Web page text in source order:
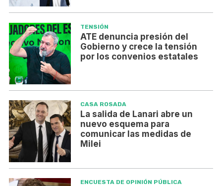
TENSIÓN
ATE denuncia presión del
Gobierno y crece la tensión
por los convenios estatales
CASA ROSADA
La salida de Lanari abre un
nuevo esquema para
comunicar las medidas de
Milei
ENCUESTA DE OPINIÓN PÚBLICA